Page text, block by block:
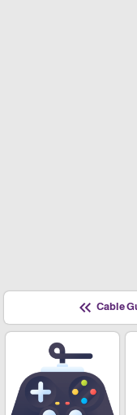
keyboard_double_arrow_left